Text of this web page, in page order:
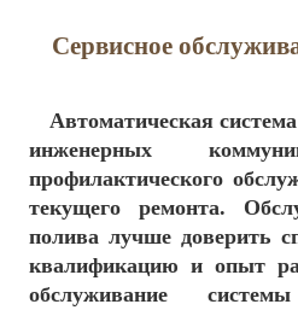
Сервисное
Автоматическая
инженерных
профилактического
текущего ремонта.
полива лучше доверить
квалификацию и опыт
обслуживание